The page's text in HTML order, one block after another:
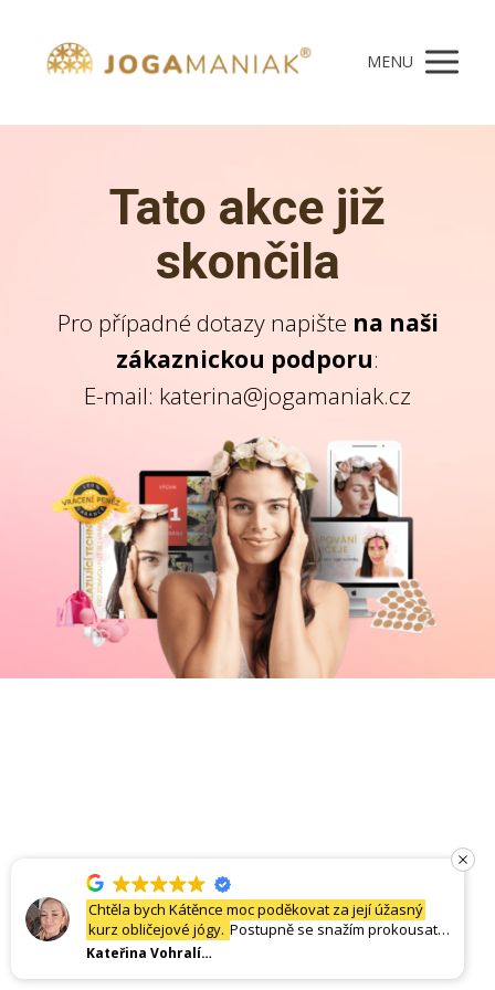
MENU
Tato akce již
skončila
Pro případné dotazy napište na naši
zákaznickou podporu:
E-mail: katerina@jogamaniak.cz
Chtěla bych Kátěnce moc poděkovat za její úžasný
kurz obličejové jógy.Postupně se snažím prokousat
všemi lekcemi a každá chvíle s Káťou je úžasně
Kateřina Vohralíková